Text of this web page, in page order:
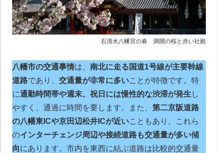
石清水八幡宮の春 満開の桜と赤い社殿
八幡市の交通事情は、 南北に走る国道1号線が主要幹線
道路であり、 交通量が非常に多いことが特徴です。特
に通勤時間帯や週末、祝日には慢性的な渋滞が発生 し
やすく、通過に時間を要します。また、 第二京阪道路
の八幡東ICや京田辺松井ICが近いこともあり、これら
のインターチェンジ周辺や接続道路も交通量が多い傾
向にあります。市内を東西に結ぶ道路は比較的交通量